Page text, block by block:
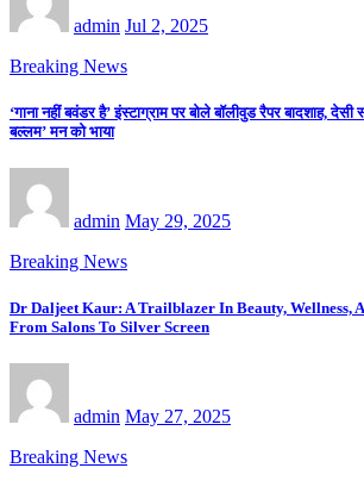
admin Jul 2, 2025
Breaking News
‘गाना नहीं बवंडर है’ इंस्टाग्राम पर बोले बॉलीवुड रैपर बादशाह,
बल्लम’ मन को भाया
admin May 29, 2025
Breaking News
Dr Daljeet Kaur: A Trailblazer In Beauty, Wellness,
From Salons To Silver Screen
admin May 27, 2025
Breaking News